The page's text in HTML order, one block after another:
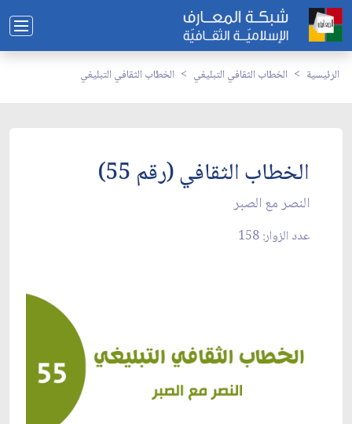
الرئيسية الخطاب الثقافي التبليغي الخطاب الثقافي التبليغي
الخطاب الثقافي (رقم 55)
النصر مع الصبر
عدد الزوار: 158